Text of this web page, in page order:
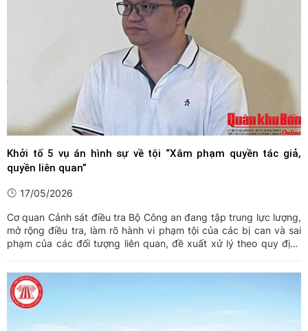
Khởi tố 5 vụ án hình sự về tội “Xâm phạm quyền tác giả,
quyền liên quan”
17/05/2026
Cơ quan Cảnh sát điều tra Bộ Công an đang tập trung lực lượng,
mở rộng điều tra, làm rõ hành vi phạm tội của các bị can và sai
phạm của các đối tượng liên quan, đề xuất xử lý theo quy định